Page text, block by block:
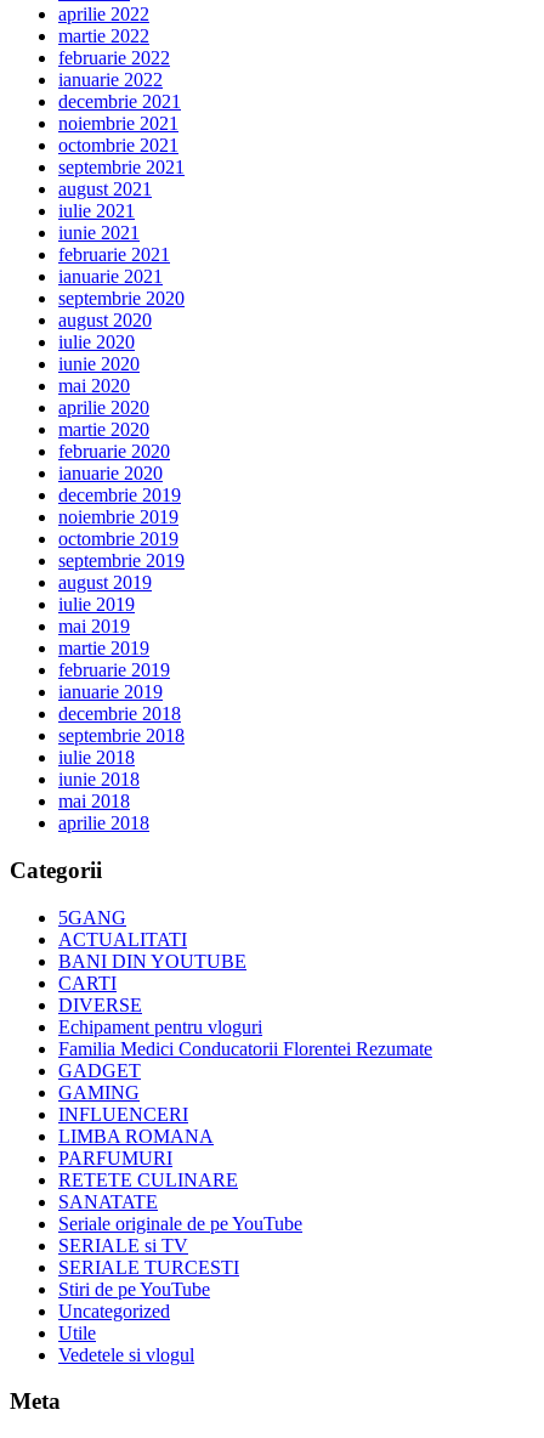
aprilie 2022
martie 2022
februarie 2022
ianuarie 2022
decembrie 2021
noiembrie 2021
octombrie 2021
septembrie 2021
august 2021
iulie 2021
iunie 2021
februarie 2021
ianuarie 2021
septembrie 2020
august 2020
iulie 2020
iunie 2020
mai 2020
aprilie 2020
martie 2020
februarie 2020
ianuarie 2020
decembrie 2019
noiembrie 2019
octombrie 2019
septembrie 2019
august 2019
iulie 2019
mai 2019
martie 2019
februarie 2019
ianuarie 2019
decembrie 2018
septembrie 2018
iulie 2018
iunie 2018
mai 2018
aprilie 2018
Categorii
5GANG
ACTUALITATI
BANI DIN YOUTUBE
CARTI
DIVERSE
Echipament pentru vloguri
Familia Medici Conducatorii Florentei Rezumate
GADGET
GAMING
INFLUENCERI
LIMBA ROMANA
PARFUMURI
RETETE CULINARE
SANATATE
Seriale originale de pe YouTube
SERIALE si TV
SERIALE TURCESTI
Stiri de pe YouTube
Uncategorized
Utile
Vedetele si vlogul
Meta